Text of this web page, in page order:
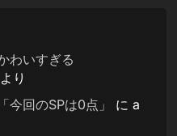
わいすぎる
より
今回のSPは0点」
に a